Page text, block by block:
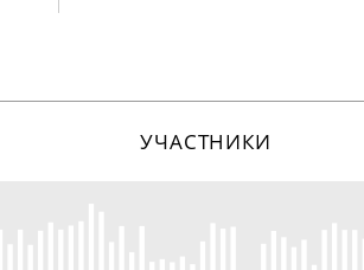
УЧАСТНИКИ